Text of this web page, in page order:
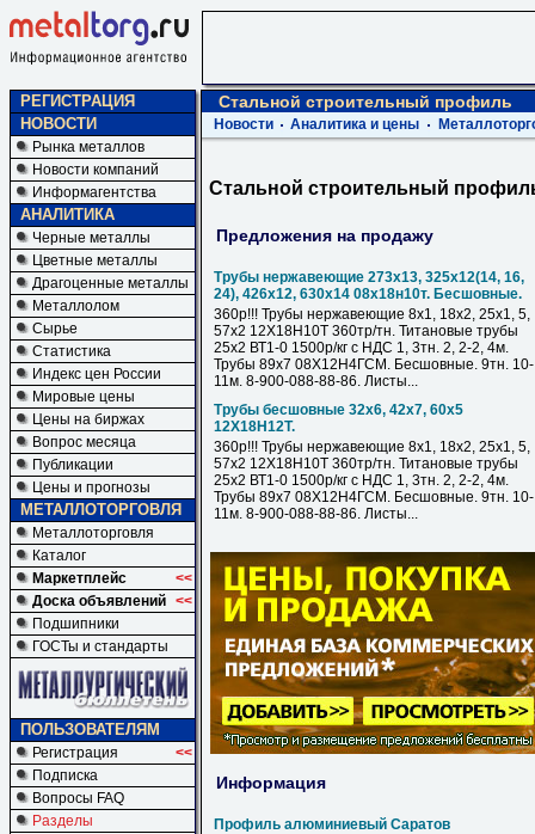
РЕГИСТРАЦИЯ
НОВОСТИ
Рынка металлов
Новости компаний
Информагентства
АНАЛИТИКА
Черные металлы
Цветные металлы
Драгоценные металлы
Металлолом
Сырье
Статистика
Индекс цен России
Мировые цены
Цены на биржах
Вопрос месяца
Публикации
Цены и прогнозы
МЕТАЛЛОТОРГОВЛЯ
Металлоторговля
Каталог
Маркетплейс
<<
Доска объявлений <<
Подшипники
ГОСТы и стандарты
ПОЛЬЗОВАТЕЛЯМ
Регистрация
<<
Подписка
Вопросы FAQ
Разделы
Стальной строительный профиль
Новости Аналитика и цены
Стальной строительный
Предложения на продажу
Трубы нержавеющие 273х13, 325х12(14, 16,
24), 426х12, 630х14 08х18н10т. Бесшовные.
360р!!! Трубы нержавеющие 8х1, 18х2, 25х1, 5,
57х2 12Х18Н10Т 360тр/тн. Титановые трубы
25х2 ВТ1-0 1500р/кг с НДС 1, 3тн. 2, 2-2, 4м.
Трубы 89х7 08Х12Н4ГСМ. Бесшовные. 9тн. 10-
11м. 8-900-088-88-86. Листы...
Трубы бесшовные 32х6, 42х7, 60х5
12Х18Н12Т.
360р!!! Трубы нержавеющие 8х1, 18х2, 25х1, 5,
57х2 12Х18Н10Т 360тр/тн. Титановые трубы
25х2 ВТ1-0 1500р/кг с НДС 1, 3тн. 2, 2-2, 4м.
Трубы 89х7 08Х12Н4ГСМ. Бесшовные. 9тн. 10-
11м. 8-900-088-88-86. Листы...
Информация
Профиль алюминиевый Саратов